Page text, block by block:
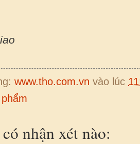
www.tho.com.vnvào lúc
nhận xét nào: